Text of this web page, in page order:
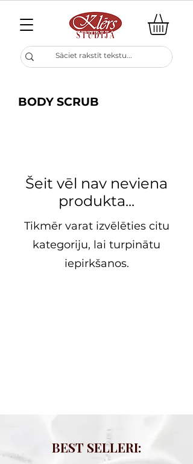
BODY SCRUB
Šeit vēl nav neviena
produkta...
Tikmēr varat izvēlēties citu
kategoriju, lai turpinātu
iepirkšanos.
BEST SELLERI: